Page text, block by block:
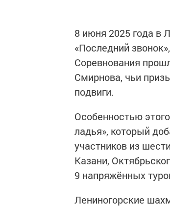
8 июня 2025 года в
«Последний
Соревнования
Смирнова, чьи
подвиги.
Особенностью
ладья», который
участников из
Казани,
9 напряжённых
Лениногорские